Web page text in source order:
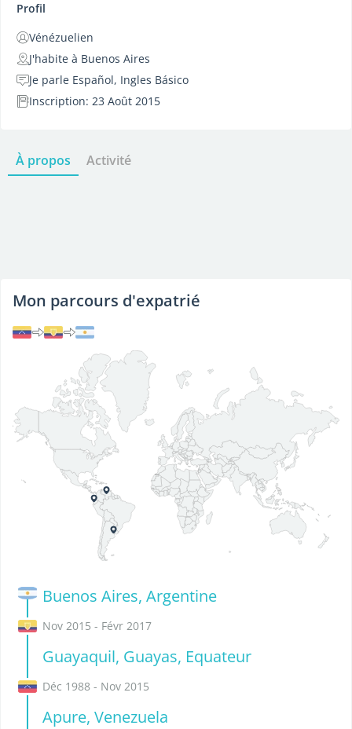
Profil
Vénézuelien
J'habite à Buenos Aires
Je parle Español, Ingles Básico
Inscription: 23 Août 2015
À propos Activité
Mon parcours d'expatrié
Buenos Aires, Argentine
Nov 2015 - Févr 2017
Guayaquil, Guayas, Equateur
Déc 1988 - Nov 2015
Apure, Venezuela